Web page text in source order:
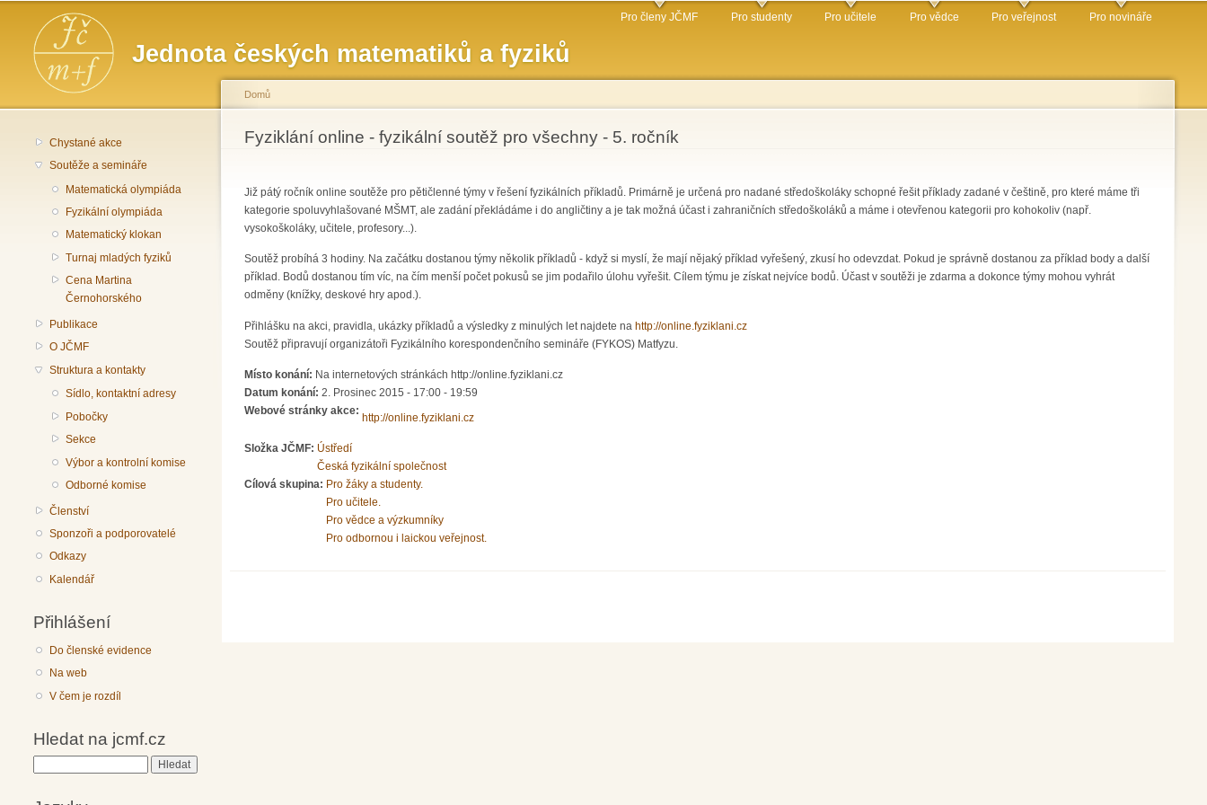
obsahu
Jednota českých matematiků a fyziků
Hlavní menu Pro členy JČMF Pro studenty Pro učitele Pro vědce Pro veřejnost Pro novináře
Chystané akce
Soutěže a semináře
Matematická olympiáda
Fyzikální olympiáda
Matematický klokan
Turnaj mladých fyziků
Cena Martina
Černohorského
Publikace
O JČMF
Struktura a kontakty
Sídlo, kontaktní adresy
Pobočky
Sekce
Výbor a kontrolní komise
Odborné komise
Členství
Sponzoři a podporovatelé
Odkazy
Kalendář
Přihlášení
Do členské evidence
Na web
V čem je rozdíl
Hledat na jcmf.cz
Jste zde
Domů
Fyziklání online - fyzikální soutěž pro všechny - 5. ročník
Již pátý ročník online soutěže pro pětičlenné týmy v řešení fyzikálních příkladů. Primárně je určená pro nadané středoškoláky schopné řešit příklady zadané v češtině, pro které máme tři
kategorie spoluvyhlašované MŠMT, ale zadání překládáme i do angličtiny a je tak možná účast i zahraničních středoškoláků a máme i otevřenou kategorii pro kohokoliv (např.
vysokoškoláky, učitele, profesory...).
Soutěž probíhá 3 hodiny. Na začátku dostanou týmy několik příkladů - když si myslí, že mají nějaký příklad vyřešený, zkusí ho odevzdat. Pokud je správně dostanou za příklad body a další
příklad. Bodů dostanou tím víc, na čím menší počet pokusů se jim podařilo úlohu vyřešit. Cílem týmu je získat nejvíce bodů. Účast v soutěži je zdarma a dokonce týmy mohou vyhrát
odměny (knížky, deskové hry apod.).
Přihlášku na akci, pravidla, ukázky příkladů a výsledky z minulých let najdete na http://online.fyziklani.cz
Soutěž připravují organizátoři Fyzikálního korespondenčního semináře (FYKOS) Matfyzu.
Místo konání: Na internetových stránkách http://online.fyziklani.cz
Datum konání: 2. Prosinec 2015 - 17:00 - 19:59
Webové stránky akce:
http://online.fyziklani.cz
Složka JČMF: Ústředí
Česká fyzikální společnost
Cílová skupina: Pro žáky a studenty.
Pro učitele.
Pro vědce a výzkumníky
Pro odbornou i laickou veřejnost.